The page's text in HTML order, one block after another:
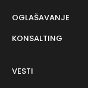
OGLAŠAVANJE
KONSALTING
VESTI